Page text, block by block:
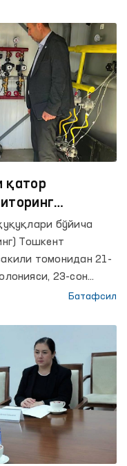
қатор
оширилди
бўйича
Тошкент
томонидан 21-
23-сон
касалхона, 51-
учун интернат
даволаш
кузатув
ва Руҳий
оширилди.
Батафсил